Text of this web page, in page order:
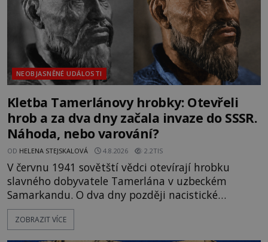
NEOBJASNĚNÉ UDÁLOSTI
Kletba Tamerlánovy hrobky: Otevřeli
hrob a za dva dny začala invaze do SSSR.
Náhoda, nebo varování?
OD HELENA STEJSKALOVÁ 4.8.2026 2.2TIS
V červnu 1941 sovětští vědci otevírají hrobku
slavného dobyvatele Tamerlána v uzbeckém
Samarkandu. O dva dny později nacistické
Německo zahajuje operaci Barbarossa a napadá
Sovětský svaz. Shoda dat je natolik zarážející, že se
ZOBRAZIT VÍCE